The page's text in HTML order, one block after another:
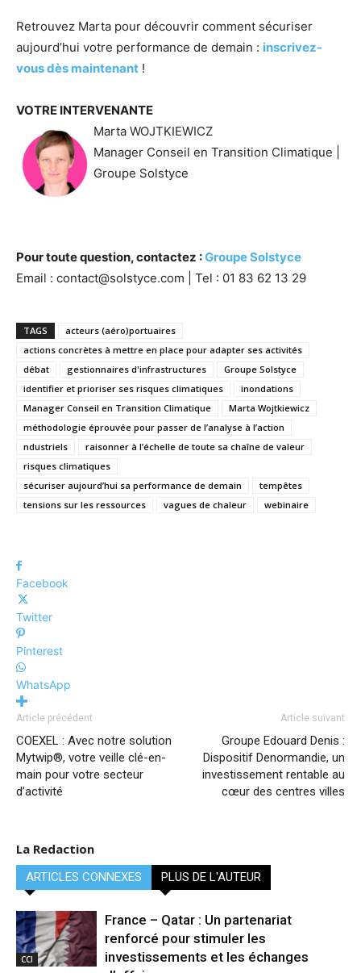
Retrouvez Marta pour découvrir comment sécuriser
aujourd’hui votre performance de demain : inscrivez-
vous dès maintenant !
VOTRE INTERVENANTE
Marta WOJTKIEWICZ
Manager Conseil en Transition Climatique |
Groupe Solstyce
Pour toute question, contactez :Groupe Solstyce
Email : contact@solstyce.com | Tel : 01 83 62 13 29
TAGS
acteurs (aéro)portuaires
actions concrètes à mettre en place pour adapter ses activités
débat
gestionnaires d'infrastructures
Groupe Solstyce
identifier et prioriser ses risques climatiques
inondations
Manager Conseil en Transition Climatique
Marta Wojtkiewicz
méthodologie éprouvée pour passer de l’analyse à l’action
ndustriels
raisonner à l’échelle de toute sa chaîne de valeur
risques climatiques
sécuriser aujourd’hui sa performance de demain
tempêtes
tensions sur les ressources
vagues de chaleur webinaire
Facebook
Twitter
Pinterest
WhatsApp
Article précédent
COEXEL : Avec notre solution
Mytwip®, votre veille clé-en-
main pour votre secteur
d’activité
Article suivant
Groupe Edouard Denis :
Dispositif Denormandie, un
investissement rentable au
cœur des centres villes
La Redaction
ARTICLES CONNEXES PLUS DE L'AUTEUR
CCI
France – Qatar : Un partenariat
renforcé pour stimuler les
investissements et les échanges